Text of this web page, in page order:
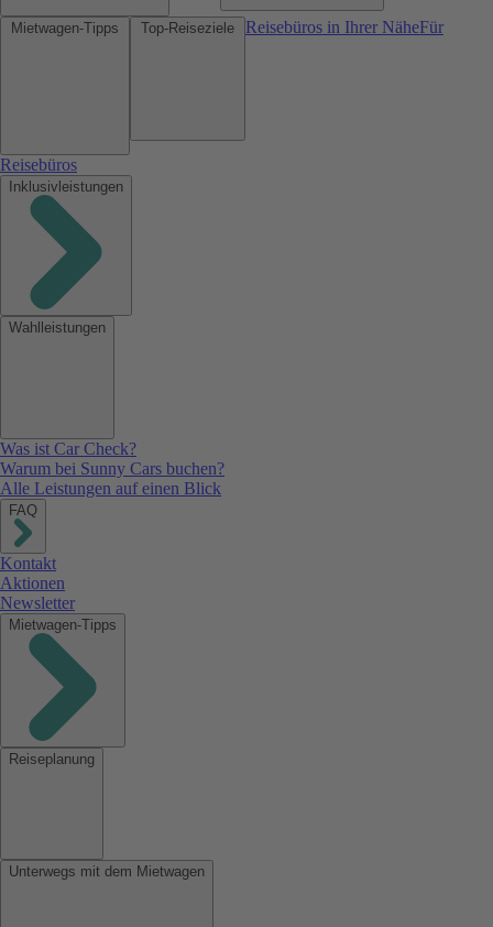
Reisebüros in Ihrer NäheFür
Reisebüros
Inklusivleistungen
Wahlleistungen
Was ist Car Check?
Warum bei Sunny Cars buchen?
Alle Leistungen auf einen Blick
FAQ
Kontakt
Aktionen
Newsletter
Mietwagen-Tipps
Reiseplanung
Unterwegs mit dem Mietwagen